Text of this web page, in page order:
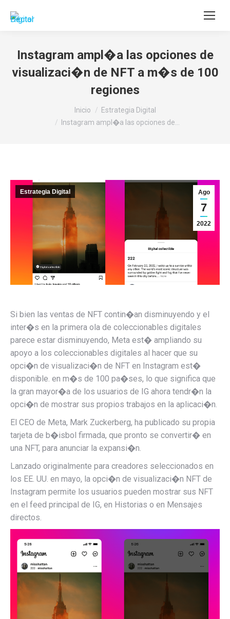
Buscar:
Instagram ampl�a las opciones de
visualizaci�n de NFT a m�s de 100
regiones
Inicio
Estrategia Digital
Instagram ampl�a las opciones de…
Ago
7
2022
Estrategia Digital
Si bien las ventas de NFT contin�an disminuyendo y el
inter�s en la primera ola de coleccionables digitales
parece estar disminuyendo, Meta est� ampliando su
apoyo a los coleccionables digitales al hacer que su
opci�n de visualizaci�n de NFT en Instagram est�
disponible. en m�s de 100 pa�ses, lo que significa que
la gran mayor�a de los usuarios de IG ahora tendr�n la
opci�n de mostrar sus propios trabajos en la aplicaci�n.
El CEO de Meta, Mark Zuckerberg, ha publicado su propia
tarjeta de b�isbol firmada, que pronto se convertir� en
una NFT, para anunciar la expansi�n.
Lanzado originalmente para creadores seleccionados en
los EE. UU. en mayo, la opci�n de visualizaci�n NFT de
Instagram permite los usuarios pueden mostrar sus NFT
en el feed principal de IG, en Historias o en Mensajes
directos.